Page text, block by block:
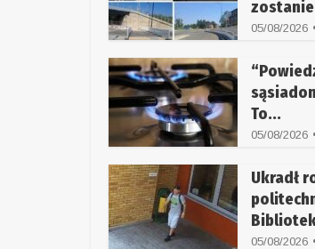
05/08/2026
To...
05/08/2026
Ukradł
05/08/2026